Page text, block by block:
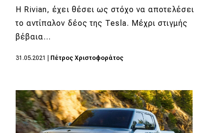
Η Rivian, έχει θέσει ως στόχο να αποτελέσει
το αντίπαλον δέος της Tesla. Μέχρι στιγμής
βέβαια…
31.05.2021 Πέτρος Χριστοφοράτος